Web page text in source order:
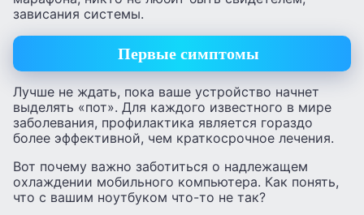
зависания системы.
Первые симптомы
Лучше не ждать, пока ваше устройство начнет
выделять «пот». Для каждого известного в мире
заболевания, профилактика является гораздо
более эффективной, чем краткосрочное лечения.
Вот почему важно заботиться о надлежащем
охлаждении мобильного компьютера. Как понять,
что с вашим ноутбуком что-то не так?